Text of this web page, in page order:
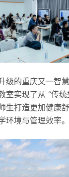
级的重庆又一智
室实现了从 “传统
生打造更加健康
环境与管理效率。